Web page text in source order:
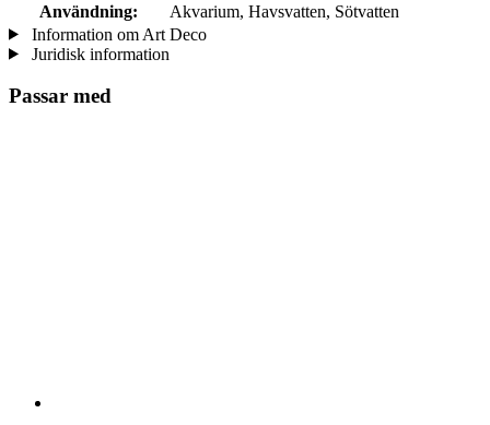
Användning:
Akvarium, Havsvatten, Sötvatten
Information om Art Deco
Juridisk information
Passar med